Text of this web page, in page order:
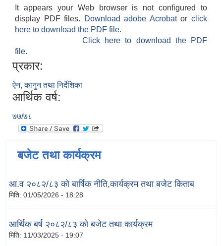
It appears your Web browser is not configured to
display PDF files.
Download adobe Acrobatorclick
here to download the PDF file.
Click here to download the PDF
file.
प्रकार:
ऐन, कानुन तथा निर्देशिका
आर्थिक वर्ष:
७७/७८
बजेट तथा कार्यक्रम
आ.व २०८२/८३ को बार्षिक नीति,कार्यक्रम तथा बजेट किताब
मिति: 01/05/2026 - 18:28
आर्थिक बर्ष २०८२/८३ को बजेट तथा कार्यक्रम
मिति: 11/03/2025 - 19:07